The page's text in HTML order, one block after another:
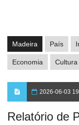
Madeira País
Economia Cultura
2026-06-03
Relatório de